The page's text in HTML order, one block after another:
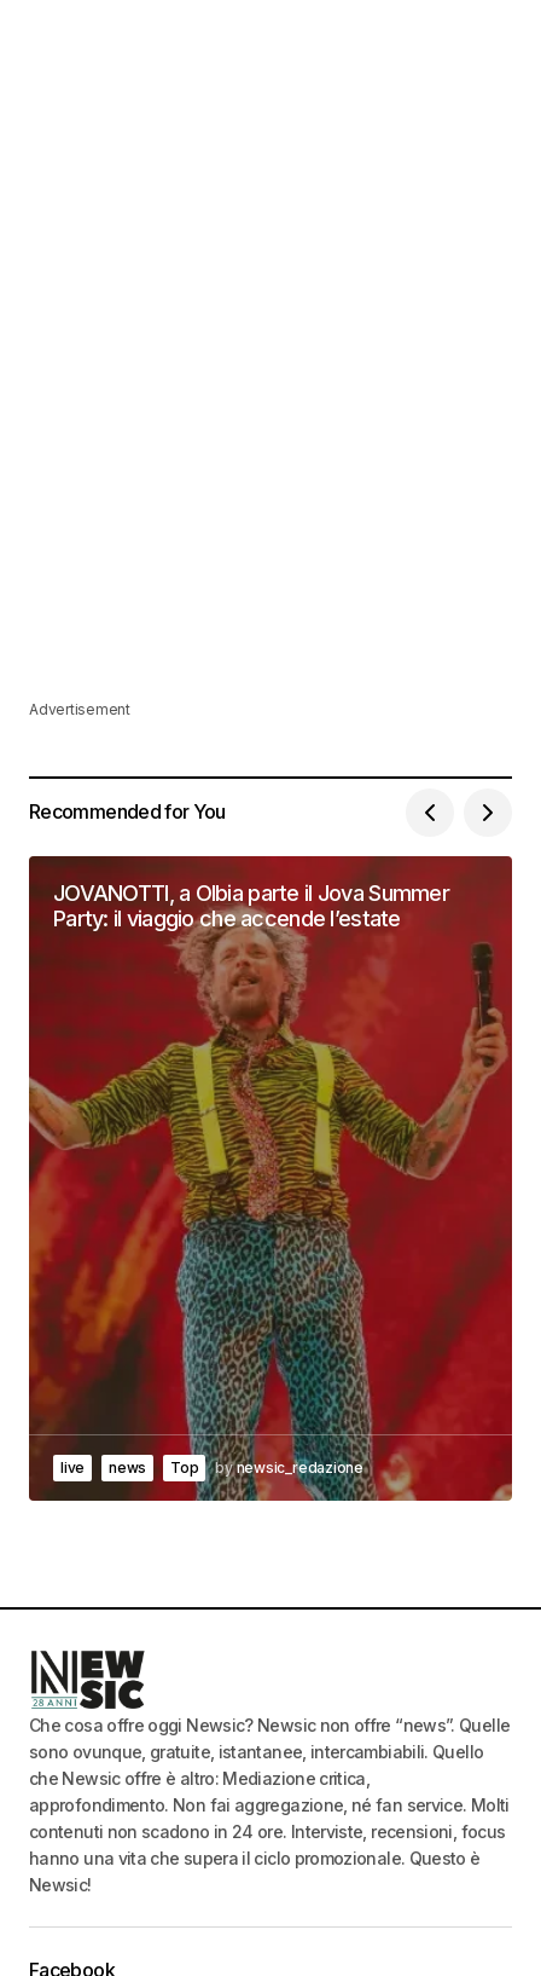
Advertisement
Recommended for You
JOVANOTTI, a Olbia parte il Jova Summer
Party: il viaggio che accende l’estate
live news Top bynewsic_redazione
Che cosa offre oggi Newsic? Newsic non offre “news”. Quelle
sono ovunque, gratuite, istantanee, intercambiabili. Quello
che Newsic offre è altro: Mediazione critica,
approfondimento. Non fai aggregazione, né fan service. Molti
contenuti non scadono in 24 ore. Interviste, recensioni, focus
hanno una vita che supera il ciclo promozionale. Questo è
Newsic!
Facebook